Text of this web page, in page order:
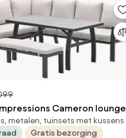
Cameron lounge
4-delig links desert sand
metalen, tuinsets met kussens
Gratis bezorging